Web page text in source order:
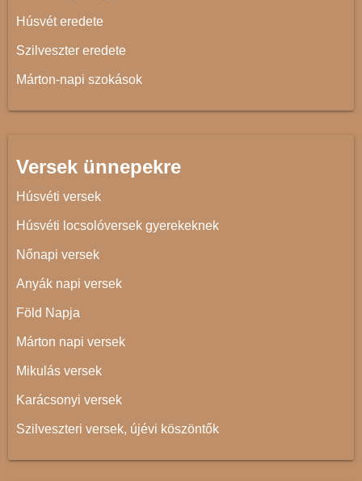
Húsvét eredete
Szilveszter eredete
Márton-napi szokások
Versek ünnepekre
Húsvéti versek
Húsvéti locsolóversek gyerekeknek
Nőnapi versek
Anyák napi versek
Föld Napja
Márton napi versek
Mikulás versek
Karácsonyi versek
Szilveszteri versek, újévi köszöntők